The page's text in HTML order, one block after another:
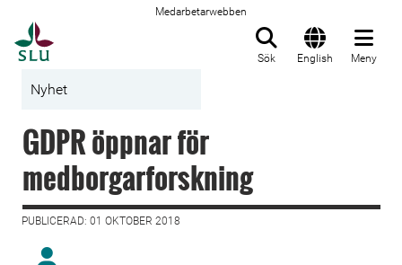
Medarbetarwebben
Sök English Meny
Nyhet
GDPR öppnar för
medborgarforskning
PUBLICERAD: 01 OKTOBER 2018